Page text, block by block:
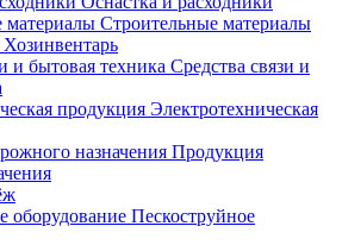
Строительные материалы
Хозинвентарь
Средства связи и
Электротехническая
Продукция
Пескоструйное